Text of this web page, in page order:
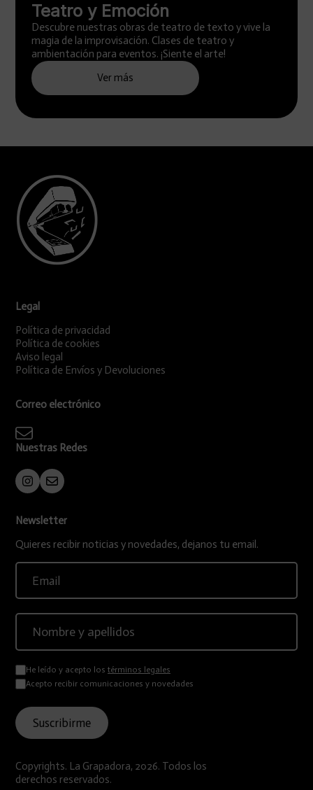
Teatro y Emoción
Descubre nuestras obras de teatro de texto y vive la
magia de la improvisación. Clases de teatro y
ambientación para eventos. ¡Siente el arte!
Ver más
Legal
Política de privacidad
Política de cookies
Aviso legal
Política de Envíos y Devoluciones
Correo electrónico
Nuestras Redes
Newsletter
Quieres recibir noticias y novedades, dejanos tu email.
He leído y acepto los términos legales
Acepto recibir comunicaciones y novedades
Copyrights. La Grapadora, 2026. Todos los
derechos reservados.